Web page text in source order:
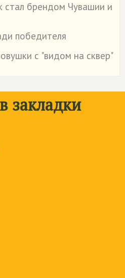
стал брендом Чувашии и
победителя
с "видом на сквер"
закладки